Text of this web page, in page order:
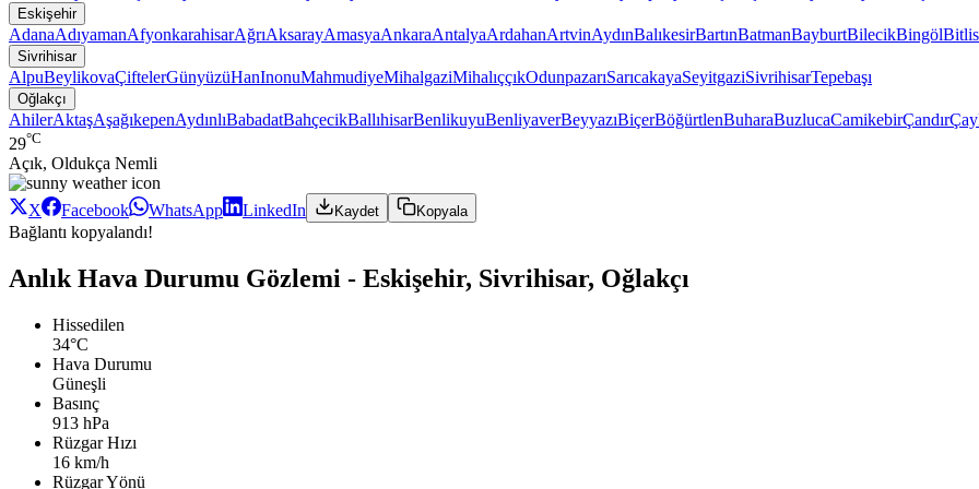
Eskişehir
AdanaAdıyamanAfyonkarahisarAğrıAksarayAmasyaAnkaraAntalyaArdahanArtvinAydınBalıkesirBartınBatmanBayburtBilecikBingölBitlis
Sivrihisar
AlpuBeylikovaÇiftelerGünyüzüHanInonuMahmudiyeMihalgaziMihalıççıkOdunpazarıSarıcakayaSeyitgaziSivrihisarTepebaşı
Oğlakçı
AhilerAktaşAşağıkepenAydınlıBabadatBahçecikBallıhisarBenlikuyuBenliyaverBeyyazıBiçerBöğürtlenBuharaBuzlucaCamikebirÇandır
29°C
Açık, Oldukça Nemli
X Facebook WhatsApp LinkedIn Kaydet Kopyala
Bağlantı kopyalandı!
Anlık Hava Durumu Gözlemi - Eskişehir, Sivrihisar, Oğlakçı
Hissedilen
34°C
Hava Durumu
Güneşli
Basınç
913 hPa
Rüzgar Hızı
16 km/h
Rüzgar Yönü